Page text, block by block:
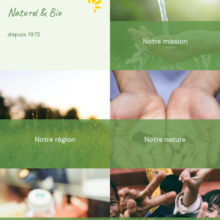
Naturel & Bio
depuis 1972
Notre mission
Notre région Notre nature